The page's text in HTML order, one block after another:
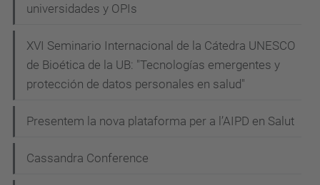
universidades y OPIs
XVI Seminario Internacional de la Cátedra UNESCO
de Bioética de la UB: "Tecnologías emergentes y
protección de datos personales en salud"
Presentem la nova plataforma per a l’AIPD en Salut
Cassandra Conference